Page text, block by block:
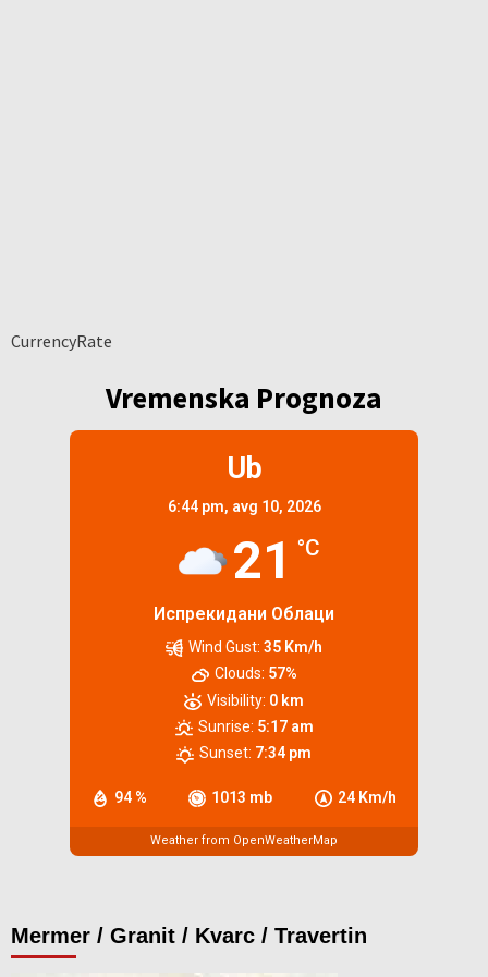
CurrencyRate
Vremenska Prognoza
Ub
6:44 pm, avg 10, 2026
21 °C
Испрекидани Облаци
94 % 1013 mb 24 Km/h
Wind Gust: 35 Km/h
Clouds: 57%
Visibility: 0 km
Sunrise: 5:17 am
Sunset: 7:34 pm
Weather from OpenWeatherMap
Mermer / Granit / Kvarc / Travertin